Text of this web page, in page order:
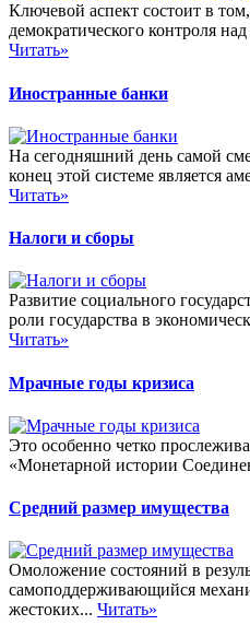
Ключевой аспект состоит в
демократического контроля
Читать»
Иностранные банки
На сегодняшний день самой
конец этой системе является
Читать»
Налоги и сборы
Развитие социального
роли государства в
Читать»
Мрачные годы кризиса
Это особенно четко
«Монетарной истории
Средний размер имущества
Омоложение состояний в
самоподдерживающийся
жестоких... Читать»